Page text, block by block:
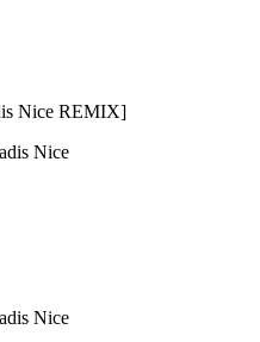
Nice REMIX]
Nice
Nice